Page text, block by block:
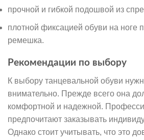
прочной и гибкой подошвой из
плотной фиксацией обуви на ноге
ремешка.
Рекомендации по выбору
К выбору танцевальной обуви
внимательно. Прежде всего она
комфортной и надежной.
предпочитают заказывать
Однако стоит учитывать, что это